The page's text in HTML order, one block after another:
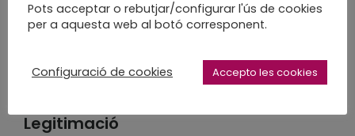
la nostrapolítica de cookies.
Legitimació
Pots acceptar o rebutjar/configurar l'ús de cookies
per a aquesta web al botó corresponent.
Configuració de cookies Accepto les cookies